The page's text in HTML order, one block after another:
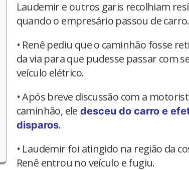
Laudemir e outros garis recolhiam
quando o empresário passou de carro.
• Renê pediu que o caminhão fosse
da via para que pudesse passar com
veículo elétrico.
• Após breve discussão com a
caminhão, ele desceu do carro e
disparos.
• Laudemir foi atingido na região da
Renê entrou no veículo e fugiu.